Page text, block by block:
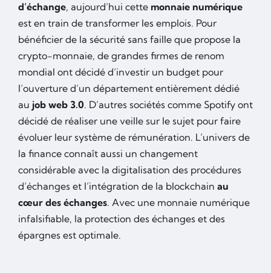
d’échange, aujourd’hui cette monnaie numérique
est en train de transformer les emplois. Pour
bénéficier de la sécurité sans faille que propose la
crypto-monnaie, de grandes firmes de renom
mondial ont décidé d’investir un budget pour
l’ouverture d’un département entièrement dédié
au job web 3.0. D’autres sociétés comme Spotify ont
décidé de réaliser une veille sur le sujet pour faire
évoluer leur système de rémunération. L’univers de
la finance connaît aussi un changement
considérable avec la digitalisation des procédures
d’échanges et l’intégration de la blockchain au
cœur des échanges. Avec une monnaie numérique
infalsifiable, la protection des échanges et des
épargnes est optimale.